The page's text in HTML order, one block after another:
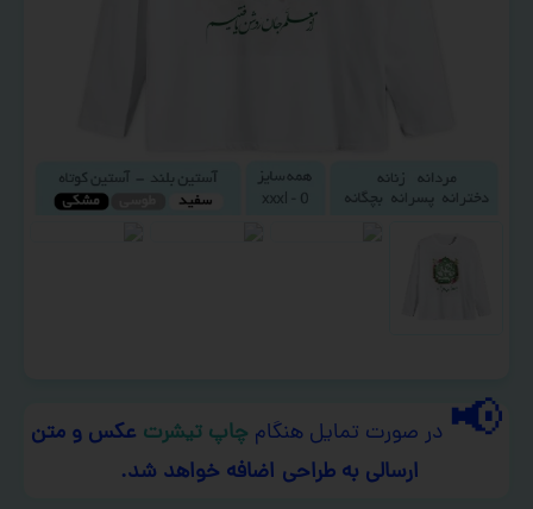
📢 در صورت تمایل هنگام چاپ تیشرت عکس و متن
ارسالی به طراحی اضافه خواهد شد.